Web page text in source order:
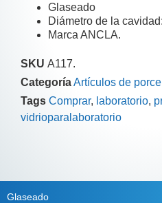
Glaseado
Diámetro de la
Marca ANCLA.
SKU A117.
CategoríaArtículos de
Tags Comprar, laboratorio,
vidrioparalaboratorio
Descripción
Glaseado